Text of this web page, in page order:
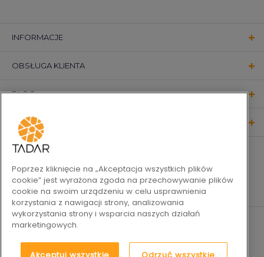
INFORMACJE
OBSŁUGA KLIENTA
BLOG
KONTAKT
Poprzez kliknięcie na „Akceptacja wszystkich plików
cookie” jest wyrażona zgoda na przechowywanie plików
cookie na swoim urządzeniu w celu usprawnienia
korzystania z nawigacji strony, analizowania
wykorzystania strony i wsparcia naszych działań
marketingowych.